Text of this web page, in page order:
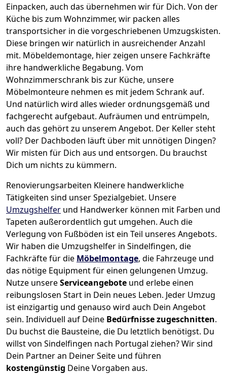
Einpacken, auch das übernehmen wir für Dich. Von der
Küche bis zum Wohnzimmer, wir packen alles
transportsicher in die vorgeschriebenen Umzugskisten.
Diese bringen wir natürlich in ausreichender Anzahl
mit. Möbeldemontage, hier zeigen unsere Fachkräfte
ihre handwerkliche Begabung. Vom
Wohnzimmerschrank bis zur Küche, unsere
Möbelmonteure nehmen es mit jedem Schrank auf.
Und natürlich wird alles wieder ordnungsgemäß und
fachgerecht aufgebaut. Aufräumen und entrümpeln,
auch das gehört zu unserem Angebot. Der Keller steht
voll? Der Dachboden läuft über mit unnötigen Dingen?
Wir misten für Dich aus und entsorgen. Du brauchst
Dich um nichts zu kümmern.
Renovierungsarbeiten Kleinere handwerkliche
Tätigkeiten sind unser Spezialgebiet. Unsere
Umzugshelfer und Handwerker können mit Farben und
Tapeten außerordentlich gut umgehen. Auch die
Verlegung von Fußböden ist ein Teil unseres Angebots.
Wir haben die Umzugshelfer in Sindelfingen, die
Fachkräfte für die Möbelmontage, die Fahrzeuge und
das nötige Equipment für einen gelungenen Umzug.
Nutze unsereServiceangebote und erlebe einen
reibungslosen Start in Dein neues Leben. Jeder Umzug
ist einzigartig und genauso wird auch Dein Angebot
sein. Individuell auf Deine Bedürfnisse zugeschnitten.
Du buchst die Bausteine, die Du letztlich benötigst. Du
willst von Sindelfingen nach Portugal ziehen? Wir sind
Dein Partner an Deiner Seite und führen
kostengünstig Deine Vorgaben aus.